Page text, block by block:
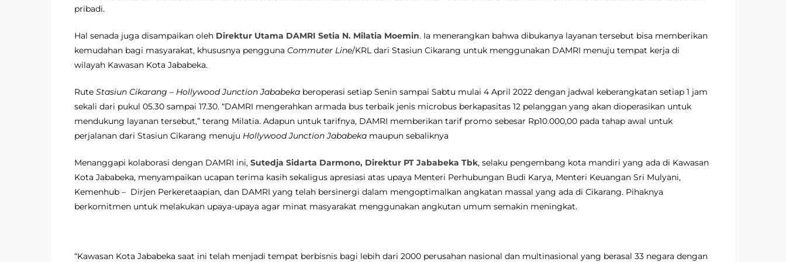
pribadi.
Hal senada juga disampaikan oleh Direktur Utama DAMRI Setia N. Milatia Moemin. Ia menerangkan bahwa dibukanya layanan tersebut bisa memberikan
kemudahan bagi masyarakat, khususnya pengguna Commuter Line/KRL dari Stasiun Cikarang untuk menggunakan DAMRI menuju tempat kerja di
wilayah Kawasan Kota Jababeka.
Rute Stasiun Cikarang – Hollywood Junction Jababeka beroperasi setiap Senin sampai Sabtu mulai 4 April 2022 dengan jadwal keberangkatan setiap 1 jam
sekali dari pukul 05.30 sampai 17.30. “DAMRI mengerahkan armada bus terbaik jenis microbus berkapasitas 12 pelanggan yang akan dioperasikan untuk
mendukung layanan tersebut,” terang Milatia. Adapun untuk tarifnya, DAMRI memberikan tarif promo sebesar Rp10.000,00 pada tahap awal untuk
perjalanan dari Stasiun Cikarang menuju Hollywood Junction Jababeka maupun sebaliknya
Menanggapi kolaborasi dengan DAMRI ini, Sutedja Sidarta Darmono, Direktur PT Jababeka Tbk, selaku pengembang kota mandiri yang ada di Kawasan
Kota Jababeka, menyampaikan ucapan terima kasih sekaligus apresiasi atas upaya Menteri Perhubungan Budi Karya, Menteri Keuangan Sri Mulyani,
Kemenhub – Dirjen Perkeretaapian, dan DAMRI yang telah bersinergi dalam mengoptimalkan angkatan massal yang ada di Cikarang. Pihaknya
berkomitmen untuk melakukan upaya-upaya agar minat masyarakat menggunakan angkutan umum semakin meningkat.
“Kawasan Kota Jababeka saat ini telah menjadi tempat berbisnis bagi lebih dari 2000 perusahan nasional dan multinasional yang berasal 33 negara dengan